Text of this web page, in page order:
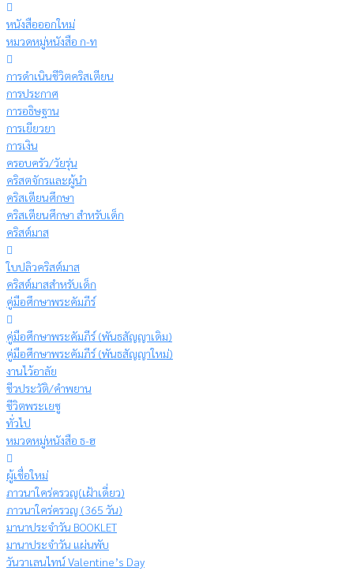
หนังสือออกใหม่
หมวดหมู่หนังสือ ก-ท
การดำเนินชีวิตคริสเตียน
การประกาศ
การอธิษฐาน
การเยียวยา
การเงิน
ครอบครัว/วัยรุ่น
คริสตจักรและผู้นำ
คริสเตียนศึกษา
คริสเตียนศึกษา สำหรับเด็ก
คริสต์มาส
ใบปลิวคริสต์มาส
คริสต์มาสสำหรับเด็ก
คู่มือศึกษาพระคัมภีร์
คู่มือศึกษาพระคัมภีร์ (พันธสัญญาเดิม)
คู่มือศึกษาพระคัมภีร์ (พันธสัญญาใหม่)
งานไว้อาลัย
ชีวประวัติ/คำพยาน
ชีวิตพระเยซู
ทั่วไป
หมวดหมู่หนังสือ ธ-ฮ
ผู้เชื่อใหม่
ภาวนาใคร่ครวญ(เฝ้าเดี่ยว)
ภาวนาใคร่ครวญ (365 วัน)
มานาประจำวัน BOOKLET
มานาประจำวัน แผ่นพับ
วันวาเลนไทน์ Valentine’s Day